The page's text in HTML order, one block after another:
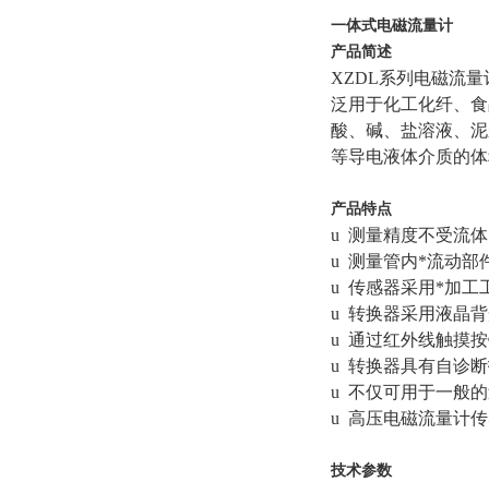
一体式电磁流量计
产品简述
XZDL系列电磁流
泛用于化工化纤、
酸、碱、盐溶液、
等导电液体介质的
产品特点
u 测量精度不受流
u 测量管内*流动部
u 传感器采用*加工
u 转换器采用液晶
u 通过红外线触摸
u 转换器具有自诊
u 不仅可用于一般
u 高压电磁流量计
技术参数